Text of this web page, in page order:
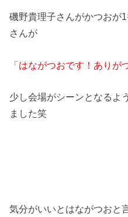
磯野貴理子さんがかつおが1
さんが
「はながつおです！ありが
少し会場がシーンとなるよ
ました笑
気分がいいとはながつおと